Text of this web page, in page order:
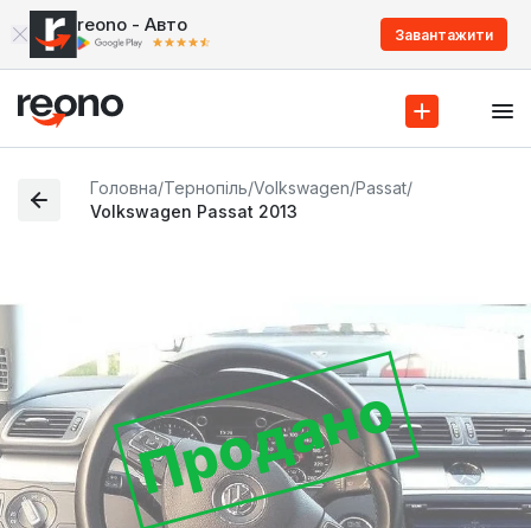
reono - Авто Завантажити
Головна/Тернопіль/Volkswagen/Passat/
Volkswagen Passat 2013
Продано